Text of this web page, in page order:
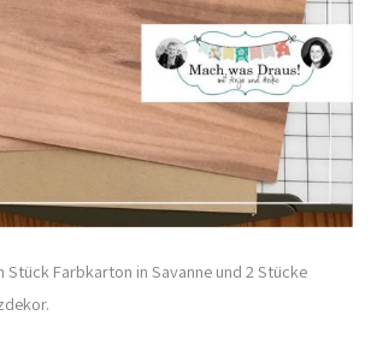
Stück Farbkarton in Savanne und 2 Stücke